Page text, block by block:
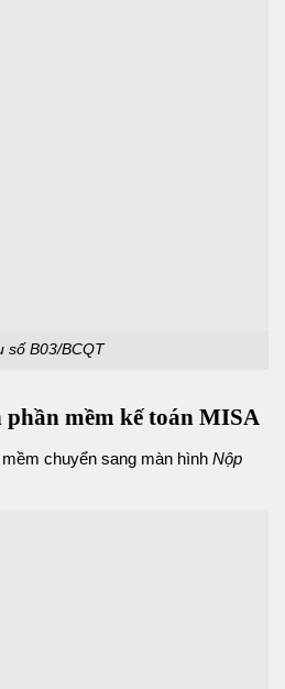
số B03/BCQT
phần mềm kế toán MISA
chuyển sang màn hình Nộp